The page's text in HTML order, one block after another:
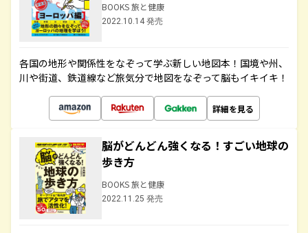
BOOKS 旅と健康
2022.10.14 発売
各国の地形や関係性をなぞって学ぶ新しい地図本！国境や州、
川や街道、鉄道線など旅気分で地図をなぞって脳もイキイキ！
詳細を見る
脳がどんどん強くなる！すごい地球の
歩き方
BOOKS 旅と健康
2022.11.25 発売